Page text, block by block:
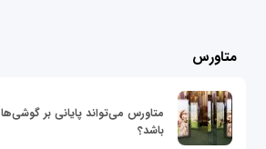
متاورس
متاورس می‌تواند پایانی بر
باشد؟